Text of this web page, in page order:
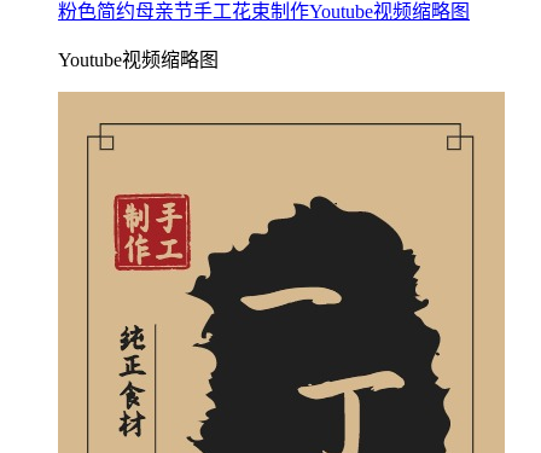
粉色简约母亲节手工花束制作Youtube视频缩略图
Youtube视频缩略图